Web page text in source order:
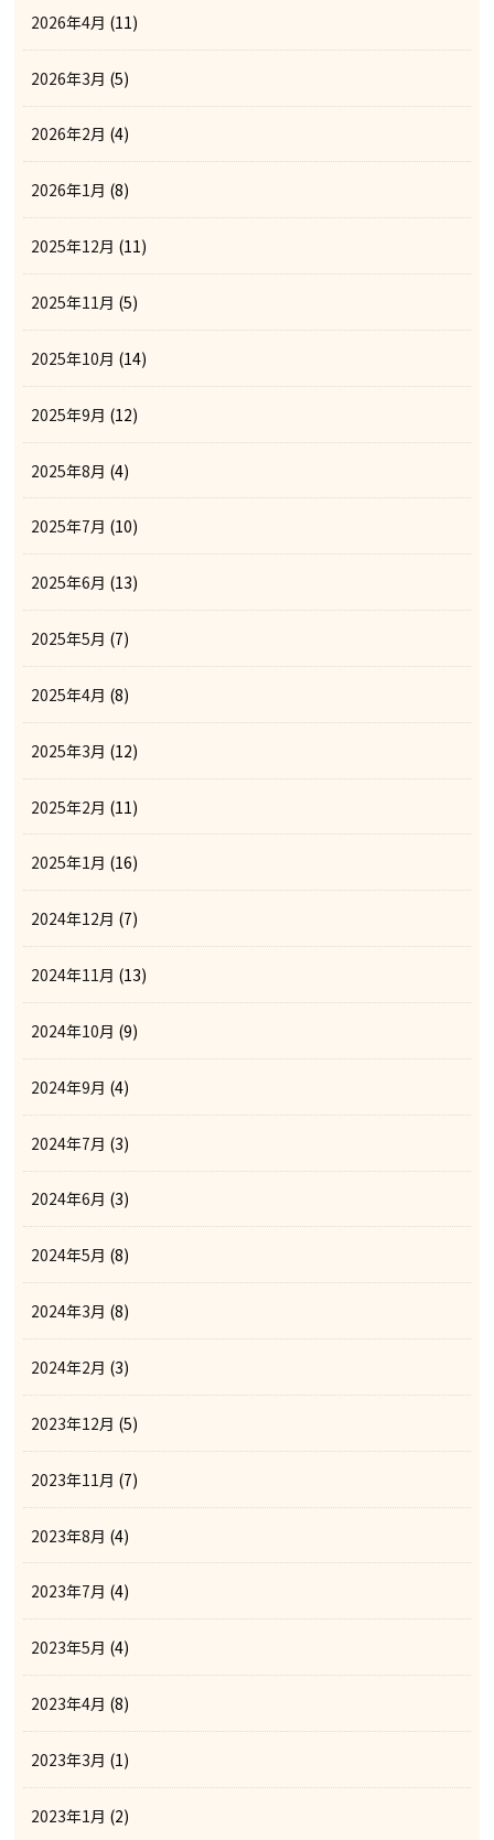
2026年4月 (11)
2026年3月 (5)
2026年2月 (4)
2026年1月 (8)
2025年12月 (11)
2025年11月 (5)
2025年10月 (14)
2025年9月 (12)
2025年8月 (4)
2025年7月 (10)
2025年6月 (13)
2025年5月 (7)
2025年4月 (8)
2025年3月 (12)
2025年2月 (11)
2025年1月 (16)
2024年12月 (7)
2024年11月 (13)
2024年10月 (9)
2024年9月 (4)
2024年7月 (3)
2024年6月 (3)
2024年5月 (8)
2024年3月 (8)
2024年2月 (3)
2023年12月 (5)
2023年11月 (7)
2023年8月 (4)
2023年7月 (4)
2023年5月 (4)
2023年4月 (8)
2023年3月 (1)
2023年1月 (2)